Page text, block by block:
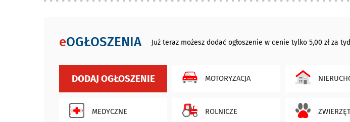
eOGŁOSZENIA Już teraz możesz dodać ogłoszenie w cenie tylko 5,00 zł za
DODAJ OGŁOSZENIE MOTORYZACJA
MEDYCZNE ROLNICZE